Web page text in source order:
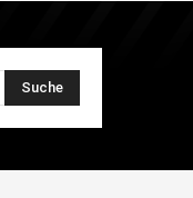
Suche